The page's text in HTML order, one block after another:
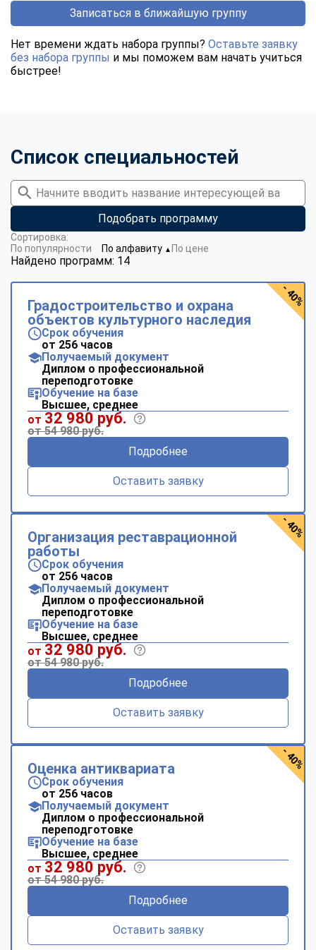
Записаться в ближайшую группу
Нет времени ждать набора группы? Оставьте заявку
без набора группы и мы поможем вам начать учиться
быстрее!
Список специальностей
Подобрать программу
Найдено программ: 14
Сортировка:
По популярности
По алфавиту ▼ По цене
Градостроительство и охрана
объектов культурного наследия
Срок обучения
от 256 часов
Получаемый документ
Диплом о профессиональной
переподготовке
Обучение на базе
Высшее, среднее
от 32 980 руб.
от 54 980 руб.
Подробнее
Оставить заявку
- 40%
Организация реставрационной
работы
Срок обучения
от 256 часов
Получаемый документ
Диплом о профессиональной
переподготовке
Обучение на базе
Высшее, среднее
от 32 980 руб.
от 54 980 руб.
Подробнее
Оставить заявку
- 40%
Оценка антиквариата
Срок обучения
от 256 часов
Получаемый документ
Диплом о профессиональной
переподготовке
Обучение на базе
Высшее, среднее
от 32 980 руб.
от 54 980 руб.
Подробнее
Оставить заявку
- 40%